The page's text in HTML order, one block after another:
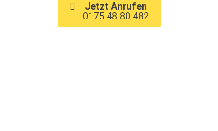
Jetzt Anrufen
0175 48 80 482